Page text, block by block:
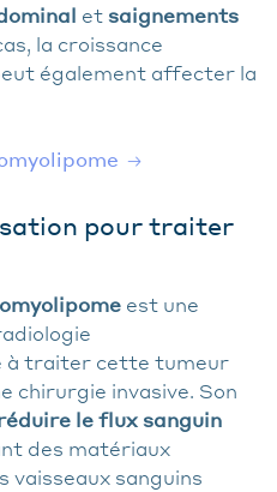
etsaignements
la croissance
également affecter la
pour traiter
est une
à traiter cette tumeur
chirurgie invasive. Son
le flux sanguin
des matériaux
vaisseaux sanguins